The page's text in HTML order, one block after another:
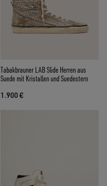
Tabakbrauner LAB Slide Herren aus
Suede mit Kristallen und Suedestern
1.900 €